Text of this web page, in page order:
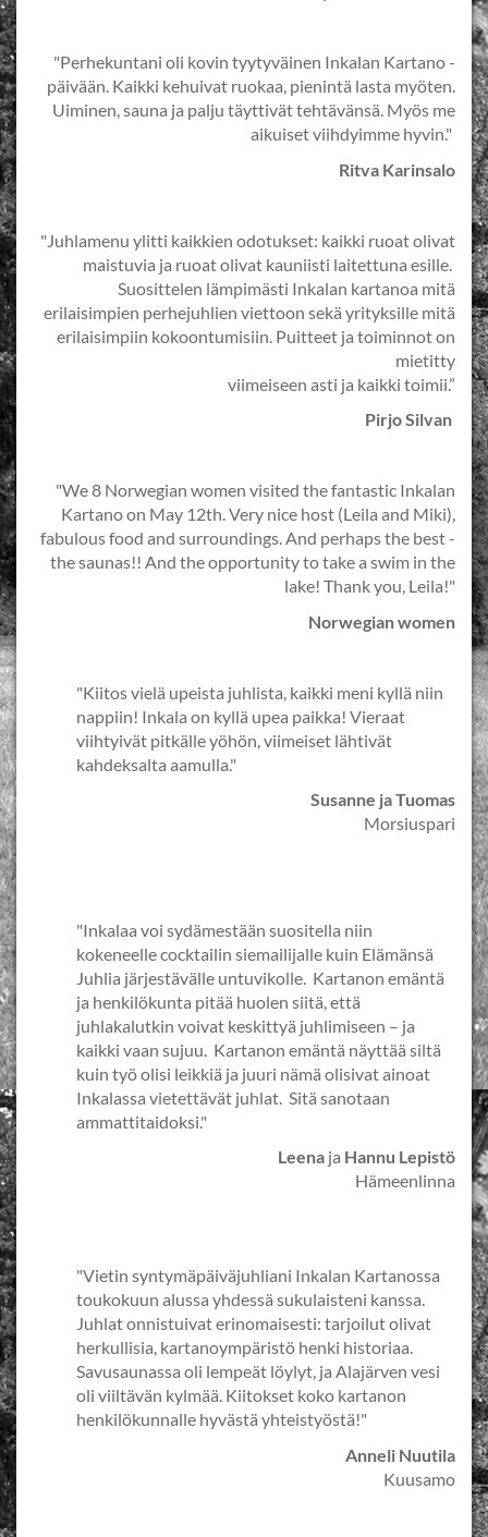
"Perhekuntani oli kovin tyytyväinen Inkalan Kartano -
päivään. Kaikki kehuivat ruokaa, pienintä lasta myöten.
Uiminen, sauna ja palju täyttivät tehtävänsä. Myös me
aikuiset viihdyimme hyvin."
Ritva Karinsalo
"Juhlamenu ylitti kaikkien odotukset: kaikki ruoat olivat
maistuvia ja ruoat olivat kauniisti laitettuna esille.
Suosittelen lämpimästi Inkalan kartanoa mitä
erilaisimpien perhejuhlien viettoon sekä yrityksille mitä
erilaisimpiin kokoontumisiin. Puitteet ja toiminnot on
mietitty
viimeiseen asti ja kaikki toimii.”
Pirjo Silvan
"We 8 Norwegian women visited the fantastic Inkalan
Kartano on May 12th. Very nice host (Leila and Miki),
fabulous food and surroundings. And perhaps the best -
the saunas!! And the opportunity to take a swim in the
lake! Thank you, Leila!"
Norwegian women
"Kiitos vielä upeista juhlista, kaikki meni kyllä niin
nappiin! Inkala on kyllä upea paikka! Vieraat
viihtyivät pitkälle yöhön, viimeiset lähtivät
kahdeksalta aamulla."
Susanne ja Tuomas
Morsiuspari
"Inkalaa voi sydämestään suositella niin
kokeneelle cocktailin siemailijalle kuin Elämänsä
Juhlia järjestävälle untuvikolle. Kartanon emäntä
ja henkilökunta pitää huolen siitä, että
juhlakalutkin voivat keskittyä juhlimiseen – ja
kaikki vaan sujuu. Kartanon emäntä näyttää siltä
kuin työ olisi leikkiä ja juuri nämä olisivat ainoat
Inkalassa vietettävät juhlat. Sitä sanotaan
ammattitaidoksi."
Leena ja Hannu Lepistö
Hämeenlinna
"Vietin syntymäpäiväjuhliani Inkalan Kartanossa
toukokuun alussa yhdessä sukulaisteni kanssa.
Juhlat onnistuivat erinomaisesti: tarjoilut olivat
herkullisia, kartanoympäristö henki historiaa.
Savusaunassa oli lempeät löylyt, ja Alajärven vesi
oli viiltävän kylmää. Kiitokset koko kartanon
henkilökunnalle hyvästä yhteistyöstä!"
Anneli Nuutila
Kuusamo